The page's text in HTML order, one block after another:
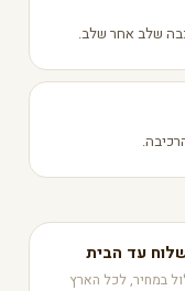
שלב אחר שלב.
עד הבית
במחיר, לכל הארץ